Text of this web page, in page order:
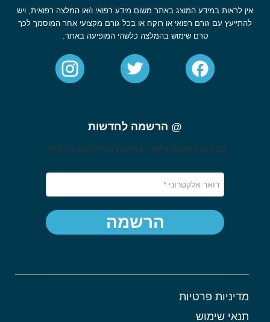
אין לראות במידע המוצג באתר משום מידע רפואי ו/או המלצה רפואית, ויש
להתייעץ עם גורם רפואי או רוקח או בכל גורם מקצועי אחר המוסמך לכך
טרם שימוש בהמלצה כלשהי המופיעה באתר.
מדיניות פרטיות
תנאי שימוש
@ הרשמה לחדשות
קבל את הטוב ביותר בתחום הבריאות והרווחה
הרשמה